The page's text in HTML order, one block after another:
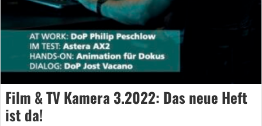
Film & TV Kamera 3.2022: Das neue Heft
ist da!